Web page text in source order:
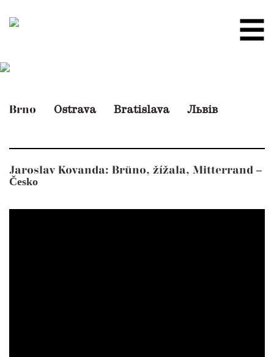
Brno Ostrava Bratislava Львів
Jaroslav Kovanda: Brüno, žížala, Mitterrand–
Česko